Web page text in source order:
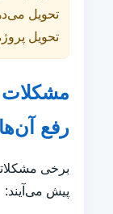
تحویل
تحویل
مشکلات
رفع آن‌ها
برخی
پیش می‌آیند: